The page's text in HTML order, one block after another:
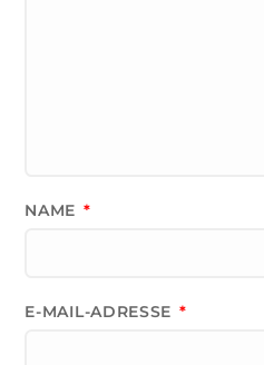
NAME *
E-MAIL-ADRESSE *